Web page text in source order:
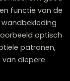
aspecten
essentieel om